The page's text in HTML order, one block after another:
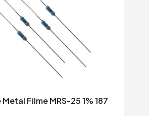
Filme MRS-25 1% 187